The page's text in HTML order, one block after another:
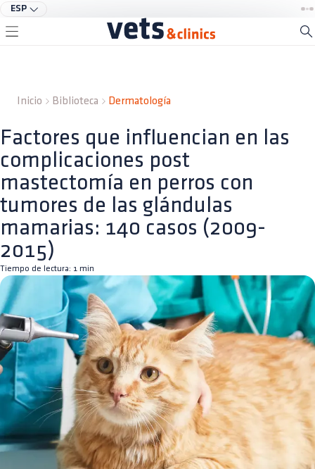
ESP
Inicio Biblioteca Dermatología
Factores que influencian en las
complicaciones post
mastectomía en perros con
tumores de las glándulas
mamarias: 140 casos (2009-
2015)
Tiempo de lectura: 1 min